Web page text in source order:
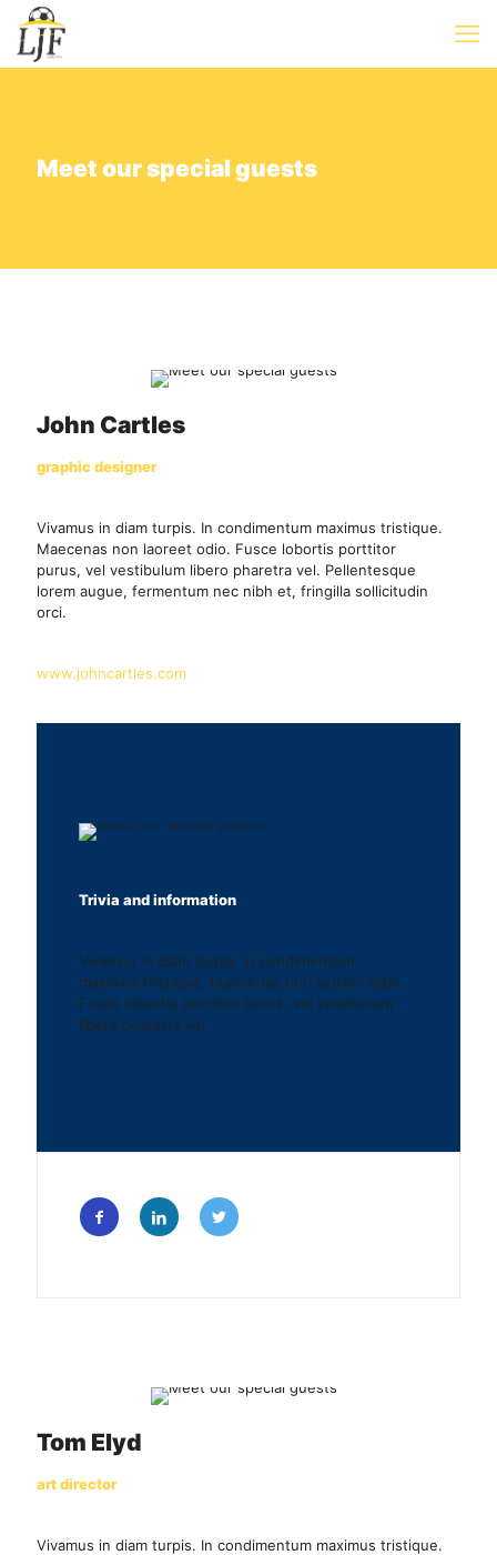
Meet our special guests
John Cartles
graphic designer
Vivamus in diam turpis. In condimentum maximus tristique.
Maecenas non laoreet odio. Fusce lobortis porttitor
purus, vel vestibulum libero pharetra vel. Pellentesque
lorem augue, fermentum nec nibh et, fringilla sollicitudin
orci.
www.johncartles.com
Trivia and information
Vivamus in diam turpis. In condimentum
maximus tristique. Maecenas non laoreet odio.
Fusce lobortis porttitor purus, vel vestibulum
libero pharetra vel.
Tom Elyd
art director
Vivamus in diam turpis. In condimentum maximus tristique.